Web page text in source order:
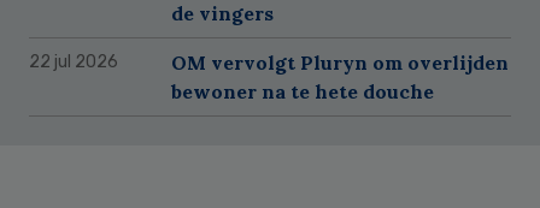
de vingers
22 jul 2026
OM vervolgt Pluryn om overlijden
bewoner na te hete douche